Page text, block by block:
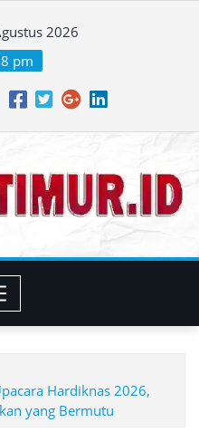
2026
pm
Hardiknas 2026,
yang Bermutu